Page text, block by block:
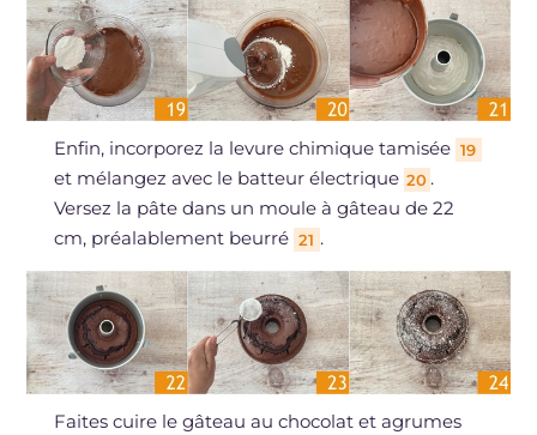
Enfin, incorporez la levure chimique tamisée 19
et mélangez avec le batteur électrique 20 .
Versez la pâte dans un moule à gâteau de 22
cm, préalablement beurré 21 .
Faites cuire le gâteau au chocolat et agrumes